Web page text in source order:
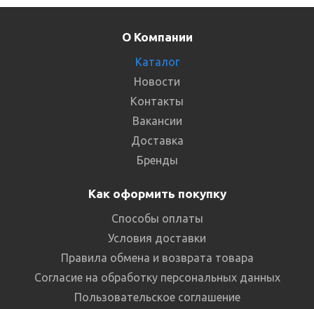
О Компании
Каталог
Новости
Контакты
Вакансии
Доставка
Бренды
Как оформить покупку
Способы оплаты
Условия доставки
Правила обмена и возврата товара
Согласие на обработку персональных данных
Пользовательское соглашение